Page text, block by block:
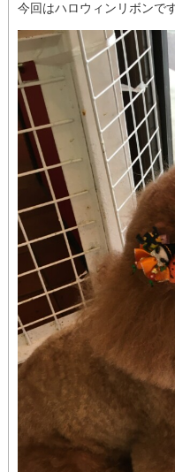
今回はハロウィンリボンで